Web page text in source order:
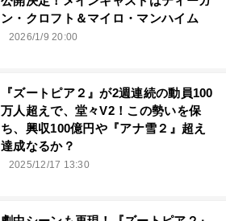
ン・クロフト＆マイロ・マンハイム
2026/1/9 20:00
『ズートピア２』が2週連続の動員100
万人超えで、堂々V2！この勢いを保
ち、興収100億円や『アナ雪２』超え
達成なるか？
2025/12/17 13:30